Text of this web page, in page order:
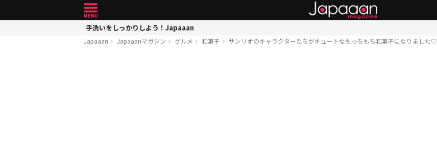
手洗いをしっかりしよう！Japaaan
Japaaan Japaaanマガジン グルメ 和菓子 サンリオのキャラクターたちがキュートなもっちもち和菓子になりました♡